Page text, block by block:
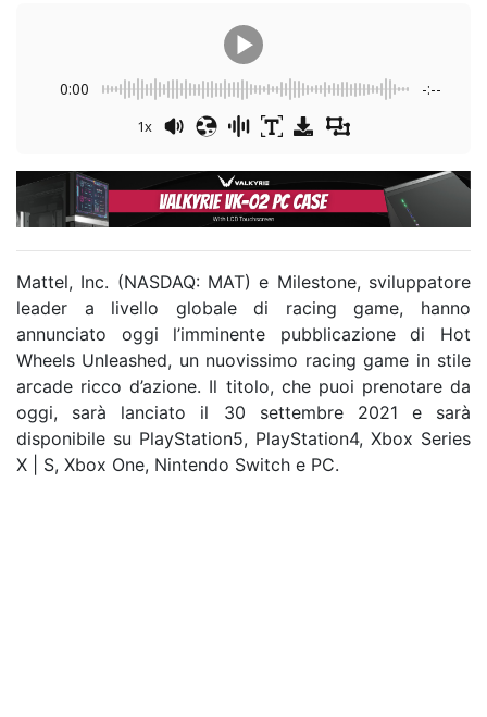
0:00 -:--
1x
Mattel, Inc. (NASDAQ: MAT) e Milestone, sviluppatore
leader a livello globale di racing game, hanno
annunciato oggi l’imminente pubblicazione di Hot
Wheels Unleashed, un nuovissimo racing game in stile
arcade ricco d’azione. Il titolo, che puoi prenotare da
oggi, sarà lanciato il 30 settembre 2021 e sarà
disponibile su PlayStation5, PlayStation4, Xbox Series
X | S, Xbox One, Nintendo Switch e PC.